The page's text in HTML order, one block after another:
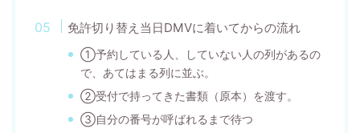
免許切り替え当日DMVに着いてからの流れ
①予約している人、していない人の列があるの
で、あてはまる列に並ぶ。
②受付で持ってきた書類（原本）を渡す。
③自分の番号が呼ばれるまで待つ